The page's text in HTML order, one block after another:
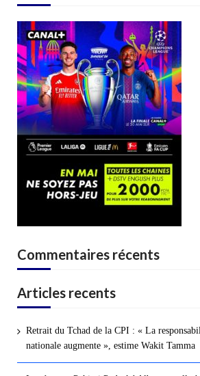
Commentaires récents
Articles recents
Retrait du Tchad de la CPI : « La
nationale augmente », estime Wakit Tamma